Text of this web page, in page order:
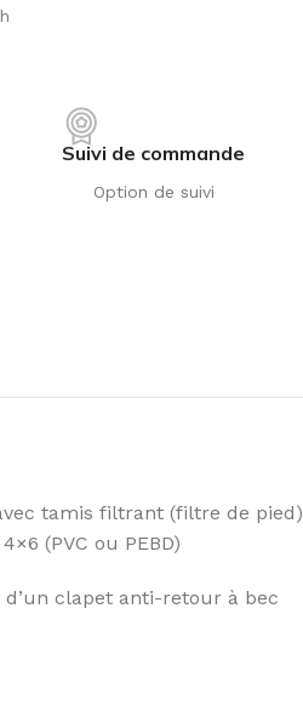
Suivi de commande
Option de suivi
tamis filtrant (filtre de pied)
(PVC ou PEBD)
clapet anti-retour à bec